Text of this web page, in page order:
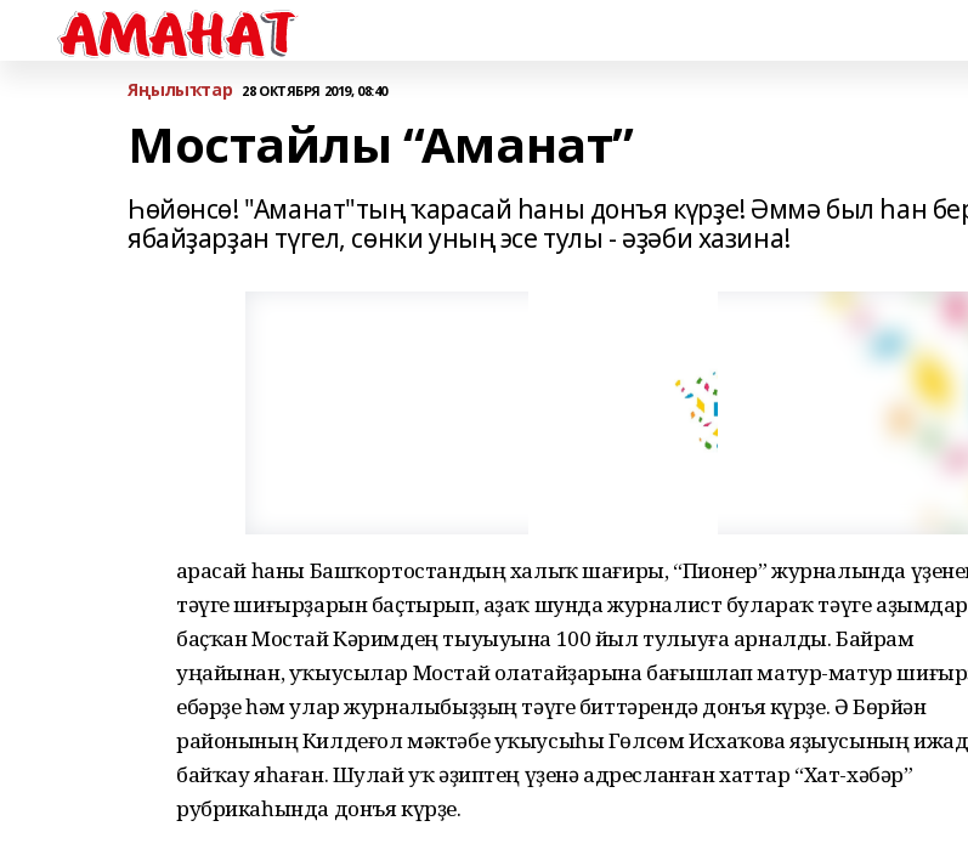
Яңылыҡтар 28 ОКТЯБРЯ 2019, 08:40
Мостайлы “Аманат”
Һөйөнсө! "Аманат"тың ҡарасай һаны донъя күрҙе! Әммә был һан
ябайҙарҙан түгел, сөнки уның эсе тулы - әҙәби хазина!
Ҡарасай һаны Башҡортостандың халыҡ шағиры, “Пионер” журналында
тәүге шиғырҙарын баҫтырып, аҙаҡ шунда журналист булараҡ тәүге
баҫҡан Мостай Кәримдең тыуыуына 100 йыл тулыуға арналды. Байрам
уңайынан, уҡыусылар Мостай олатайҙарына бағышлап матур-матур
ебәрҙе һәм улар журналыбыҙҙың тәүге биттәрендә донъя күрҙе. Ә Бөрйән
районының Килдеғол мәктәбе уҡыусыһы Гөлсөм Исхаҡова яҙыусының
байҡау яһаған. Шулай уҡ әҙиптең үҙенә адресланған хаттар “Хат-хәбәр”
рубрикаһында донъя күрҙе.